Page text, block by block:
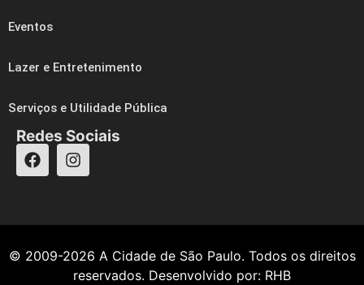
Eventos
Lazer e Entretenimento
Serviços e Utilidade Pública
Redes Sociais
© 2009-2026 A Cidade de São Paulo. Todos os direitos
reservados. Desenvolvido por: RHB